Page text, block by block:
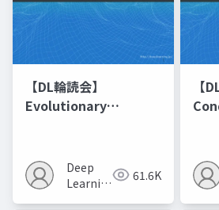
【DL輪読会】
Evolutionary
Recipes モデルマージ
の進化的最適化
Deep
Learning
61.6K
【